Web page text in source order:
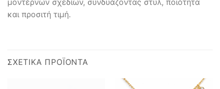
και προσιτή τιμή.
ΣΧΕΤΙΚΆ ΠΡΟΪΌΝΤΑ